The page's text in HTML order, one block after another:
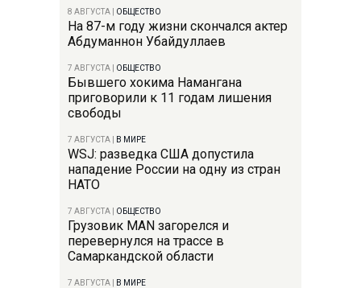
8 АВГУСТА ОБЩЕСТВО
На 87-м году жизни скончался актер
Абдуманнон Убайдуллаев
7 АВГУСТА ОБЩЕСТВО
Бывшего хокима Намангана
приговорили к 11 годам лишения
свободы
7 АВГУСТА В МИРЕ
WSJ: разведка США допустила
нападение России на одну из стран
НАТО
7 АВГУСТА ОБЩЕСТВО
Грузовик MAN загорелся и
перевернулся на трассе в
Самаркандской области
7 АВГУСТА В МИРЕ